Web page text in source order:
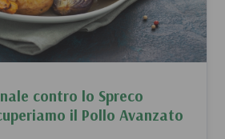
contro lo Spreco
il Pollo Avanzato